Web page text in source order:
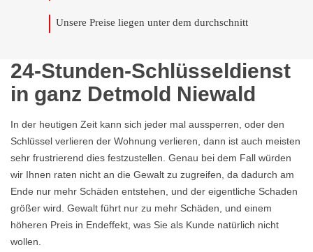
Unsere Preise liegen unter dem durchschnitt
24-Stunden-Schlüsseldienst
in ganz Detmold Niewald
In der heutigen Zeit kann sich jeder mal aussperren, oder den
Schlüssel verlieren der Wohnung verlieren, dann ist auch meisten
sehr frustrierend dies festzustellen. Genau bei dem Fall würden
wir Ihnen raten nicht an die Gewalt zu zugreifen, da dadurch am
Ende nur mehr Schäden entstehen, und der eigentliche Schaden
größer wird. Gewalt führt nur zu mehr Schäden, und einem
höheren Preis in Endeffekt, was Sie als Kunde natürlich nicht
wollen.